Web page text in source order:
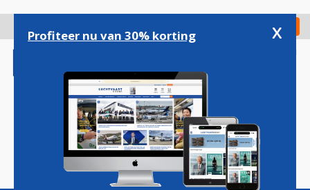
gaan
Check in
Magazine Podcasts Vacatures
Profiteer nu van 30% korting x